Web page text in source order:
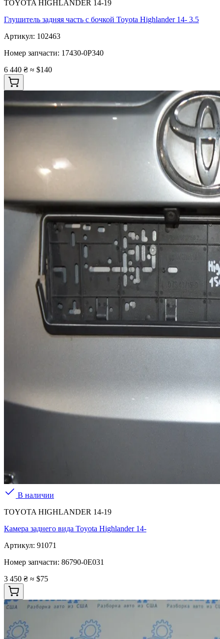
TOYOTA HIGHLANDER 14-19
Глушитель задняя часть с бочкой Toyota Highlander 14- 3.5
Артикул: 102463
Номер запчасти: 17430-0P340
6 440 ₴ ≈ $140
В наличии
TOYOTA HIGHLANDER 14-19
Камера заднего вида Toyota Highlander 14-
Артикул: 91071
Номер запчасти: 86790-0E031
3 450 ₴ ≈ $75